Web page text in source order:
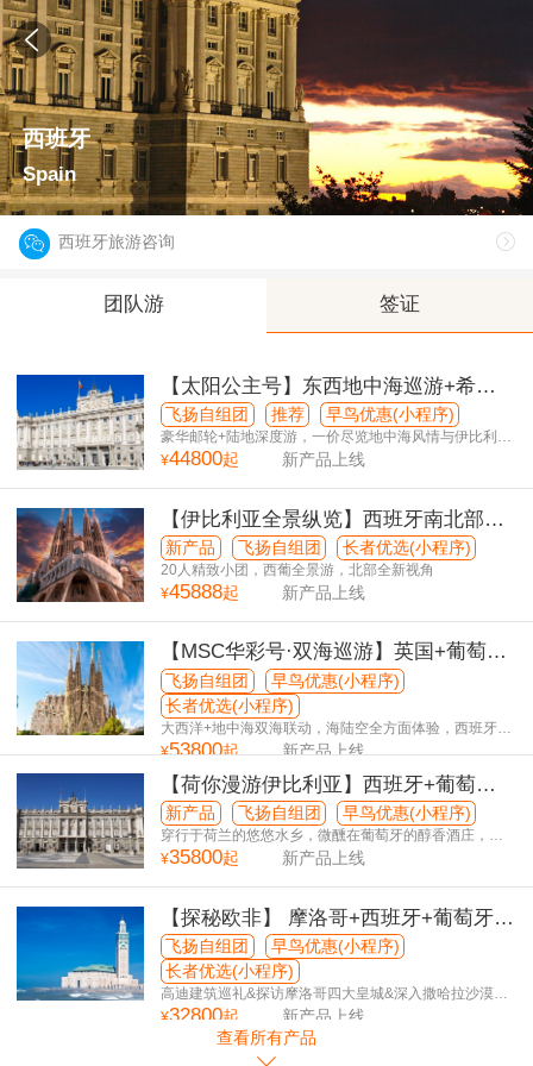
西班牙
Spain
西班牙旅游咨询
团队游 签证
【太阳公主号】东西地中海巡游+希西
葡深度游5国21日游
飞扬自组团 推荐 早鸟优惠(小程序)
豪华邮轮+陆地深度游，一价尽览地中海风情与伊比利亚
经典
¥44800起 新产品上线
【伊比利亚全景纵览】西班牙南北部
+葡萄牙深度大环线22日游
新产品 飞扬自组团 长者优选(小程序)
20人精致小团，西葡全景游，北部全新视角
¥45888起 新产品上线
【MSC华彩号·双海巡游】英国+葡萄牙
+西班牙深度+马略卡岛25日游
飞扬自组团
早鸟优惠(小程序)
长者优选(小程序)
大西洋+地中海双海联动，海陆空全方面体验，西班牙北
部小众秘境
¥53800起 新产品上线
【荷你漫游伊比利亚】西班牙+葡萄牙
+荷兰纯玩16日游
新产品 飞扬自组团 早鸟优惠(小程序)
穿行于荷兰的悠悠水乡，微醺在葡萄牙的醇香酒庄，终
章于西班牙的恢弘皇宫——一次旅行，三种欧洲灵魂。
¥35800起 新产品上线
【探秘欧非】 摩洛哥+西班牙+葡萄牙三
国深度20日游
飞扬自组团
早鸟优惠(小程序)
长者优选(小程序)
高迪建筑巡礼&探访摩洛哥四大皇城&深入撒哈拉沙漠&
杜罗河谷游船
¥32800起
新产品上线
查看所有产品